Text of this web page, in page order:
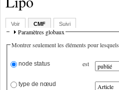
Voir CMF Suivi
Paramètres globaux
Montrer seulement les éléments pour lesquels
node status
type de nœud
est